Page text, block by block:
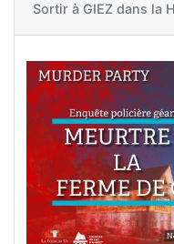
Sortir à GIEZ dans la